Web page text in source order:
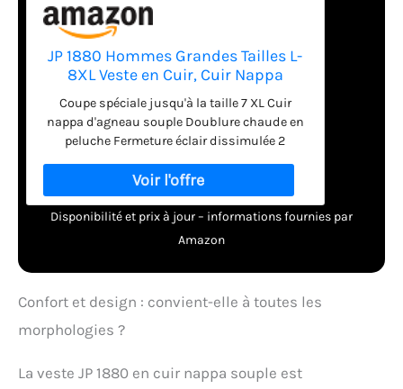
JP 1880 Hommes Grandes Tailles L-
8XL Veste en Cuir, Cuir Nappa
Souple (Agneau), Doublure en
Polaire Noisette 6XL 830854110-6XL
Coupe spéciale jusqu'à la taille 7 XL Cuir
nappa d'agneau souple Doublure chaude en
peluche Fermeture éclair dissimulée 2
Disponibilité et prix à jour – informations fournies par
Amazon
Confort et design : convient-elle à toutes les
morphologies ?
La veste JP 1880 en cuir nappa souple est